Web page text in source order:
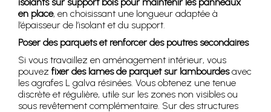
en place, en choisissant une longueur adaptée à
l’épaisseur de l’isolant et du support.
Poser des parquets et renforcer des poutres secondaires
Si vous travaillez en aménagement intérieur, vous
pouvez fixer des lames de parquet sur lambourdesavec
les agrafes L galva résinées. Vous obtenez une tenue
discrète et régulière, utile sur les zones non visibles ou
sous revêtement complémentaire. Sur des structures